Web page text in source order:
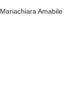
Mariachiara Amabile